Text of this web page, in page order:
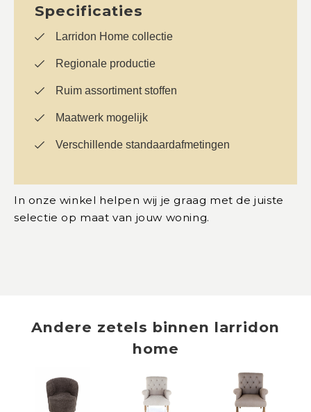
Specificaties
Larridon Home collectie
Regionale productie
Ruim assortiment stoffen
Maatwerk mogelijk
Verschillende standaardafmetingen
In onze winkel helpen wij je graag met de juiste
selectie op maat van jouw woning.
Andere zetels binnen larridon
home